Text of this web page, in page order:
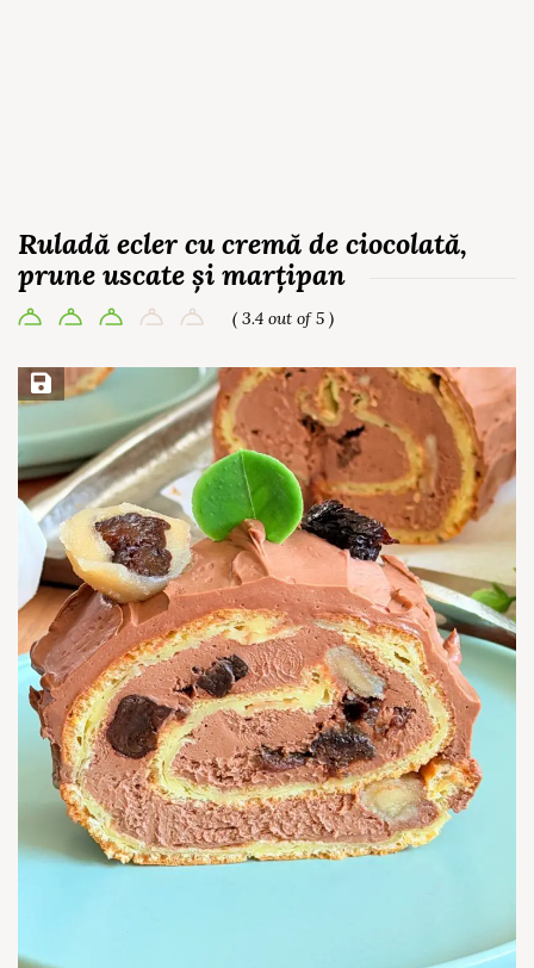
Ruladă ecler cu cremă de ciocolată,
prune uscate și marțipan
( 3.4 out of 5 )
Save Recipe